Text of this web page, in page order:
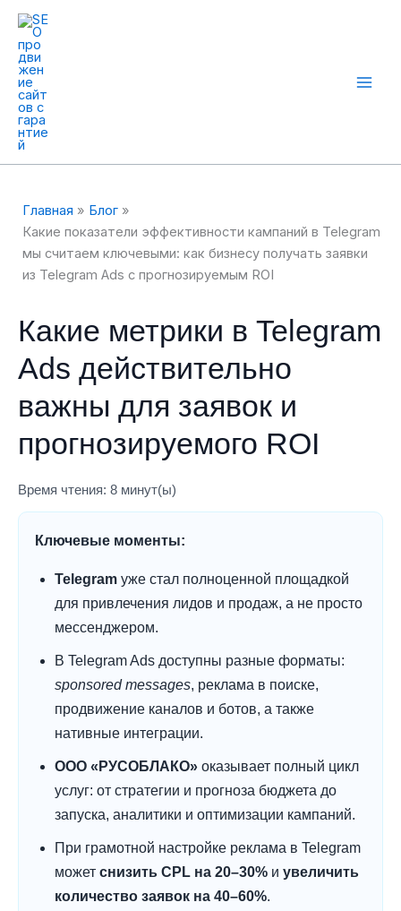
Перейти
содержимому
Главная
Блог
Какие показатели эффективности кампаний в Telegram
мы считаем ключевыми: как бизнесу получать заявки
из Telegram Ads с прогнозируемым ROI
Какие метрики в Telegram
Ads действительно
важны для заявок и
прогнозируемого ROI
Время чтения: 8 минут(ы)
Ключевые моменты:
Telegram уже стал полноценной площадкой
для привлечения лидов и продаж, а не просто
мессенджером.
В Telegram Ads доступны разные форматы:
sponsored messages, реклама в поиске,
продвижение каналов и ботов, а также
нативные интеграции.
ООО «РУСОБЛАКО» оказывает полный цикл
услуг: от стратегии и прогноза бюджета до
запуска, аналитики и оптимизации кампаний.
При грамотной настройке реклама в Telegram
может снизить CPL на 20–30% и увеличить
количество заявок на 40–60%.